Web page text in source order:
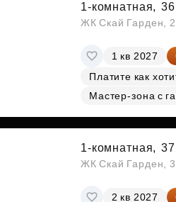
1-комнатная,
ЖК Скай Гарден,
1 кв 2027
Платите как
Мастер-зона с
1-комнатная,
ЖК Скай Гарден,
2 кв 2027